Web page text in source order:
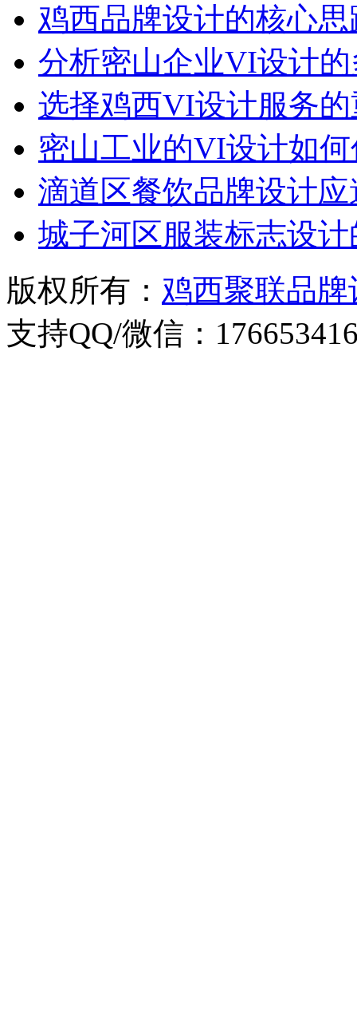
鸡西品牌设计的核心思
分析密山企业VI设计
选择鸡西VI设计服务
密山工业的VI设计如
滴道区餐饮品牌设计
城子河区服装标志设
版权所有： 鸡西聚联品
支持QQ/微信：